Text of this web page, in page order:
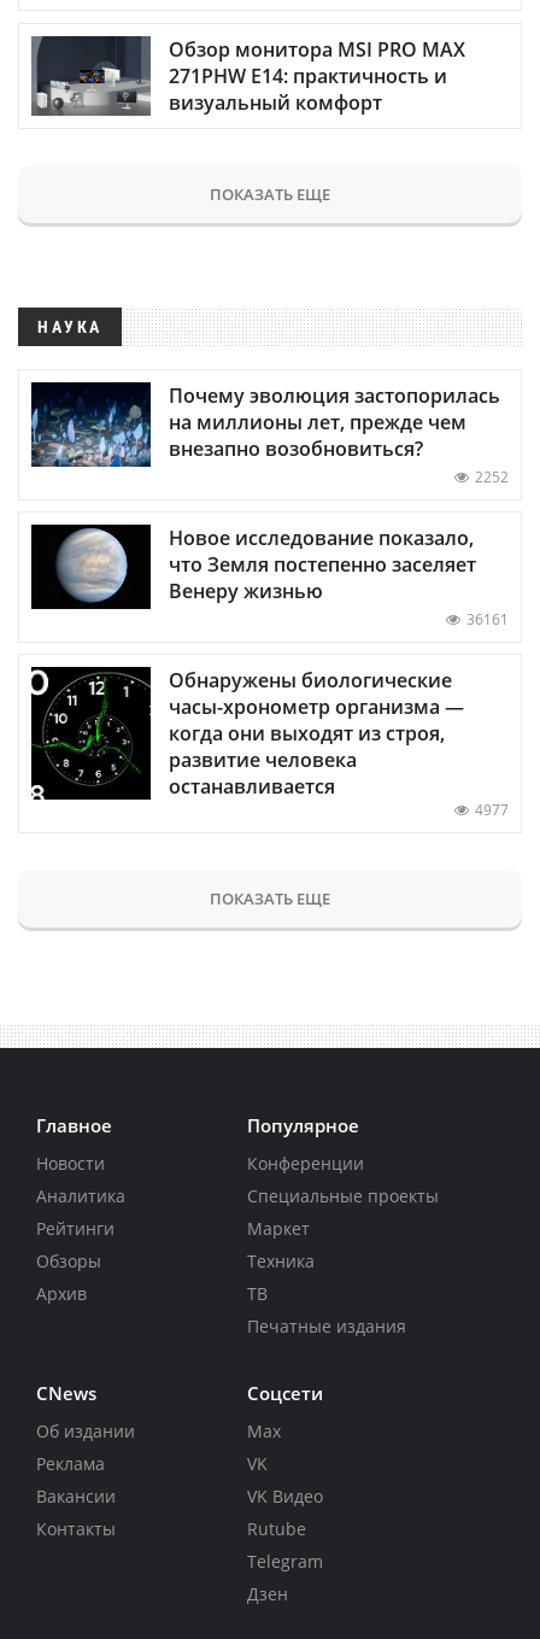
Обзор монитора MSI PRO MAX
271PHW E14: практичность и
визуальный комфорт
ПОКАЗАТЬ ЕЩЕ
НАУКА
Почему эволюция застопорилась
на миллионы лет, прежде чем
внезапно возобновиться?
2252
Новое исследование показало,
что Земля постепенно заселяет
Венеру жизнью
36161
Обнаружены биологические
часы-хронометр организма —
когда они выходят из строя,
развитие человека
останавливается
4977
ПОКАЗАТЬ ЕЩЕ
Главное
Новости
Аналитика
Рейтинги
Обзоры
Архив
Популярное
Конференции
Специальные проекты
Маркет
Техника
ТВ
Печатные издания
CNews
Об издании
Реклама
Вакансии
Контакты
Соцсети
Max
VK
VK Видео
Rutube
Telegram
Дзен